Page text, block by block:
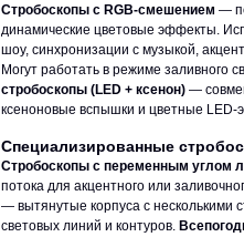
Стробоскопы с RGB-смешением —
динамические цветовые эффекты.
шоу, синхронизации с музыкой,
Могут работать в режиме заливного
стробоскопы (LED + ксенон) —
ксеноновые вспышки и цветные
Специализированные
Стробоскопы с переменным углом
потока для акцентного или
— вытянутые корпуса с несколькими
световых линий и контуров.